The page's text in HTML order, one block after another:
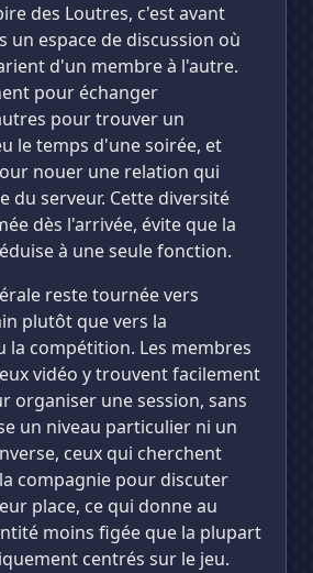
des Loutres, c'est avant
un espace de discussion où
d'un membre à l'autre.
pour échanger
pour trouver un
le temps d'une soirée, et
nouer une relation qui
du serveur. Cette diversité
dès l'arrivée, évite que la
à une seule fonction.
reste tournée vers
plutôt que vers la
la compétition. Les membres
vidéo y trouvent facilement
organiser une session, sans
un niveau particulier ni un
ceux qui cherchent
compagnie pour discuter
place, ce qui donne au
moins figée que la plupart
centrés sur le jeu.